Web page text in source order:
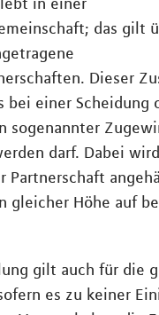
das gilt
Dieser
bei einer Scheidung
sogenannter
darf. Dabei
Partnerschaft
gleicher Höhe auf
gilt auch für die
es zu keiner